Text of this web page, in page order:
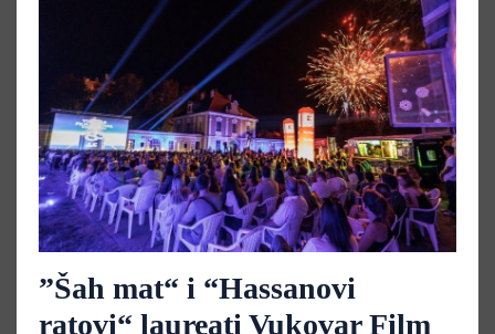
”Šah mat“ i “Hassanovi
ratovi“ laureati Vukovar Film